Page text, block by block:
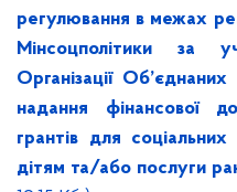
регулювання в межах
Мінсоцполітики за
Організації
надання фінансової
грантів для
дітям та/або послуги